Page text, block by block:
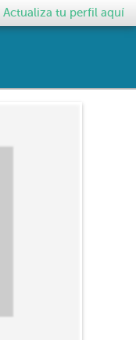
Actualiza tu perfil aquí